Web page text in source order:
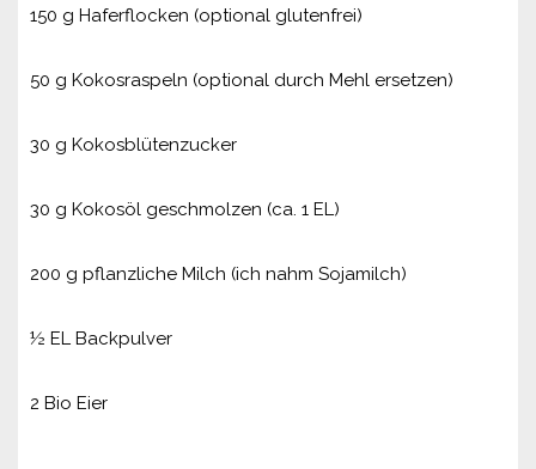
150 g Haferflocken (optional glutenfrei)
50 g Kokosraspeln (optional durch Mehl ersetzen)
30 g Kokosblütenzucker
30 g Kokosöl geschmolzen (ca. 1 EL)
200 g pflanzliche Milch (ich nahm Sojamilch)
½ EL Backpulver
2 Bio Eier